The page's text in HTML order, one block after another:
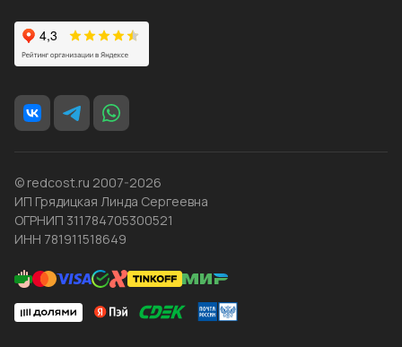
© redcost.ru 2007-2026
ИП Грядицкая Линда Сергеевна
ОГРНИП 311784705300521
ИНН 781911518649